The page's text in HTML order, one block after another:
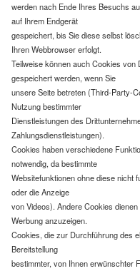
werden nach Ende Ihres Besuchs
auf Ihrem Endgerät
gespeichert, bis Sie diese selbst
Ihren Webbrowser erfolgt.
Teilweise können auch Cookies
gespeichert werden, wenn Sie
unsere Seite betreten (Third-Party-
Nutzung bestimmter
Dienstleistungen des
Zahlungsdienstleistungen).
Cookies haben verschiedene
notwendig, da bestimmte
Websitefunktionen ohne diese nicht
oder die Anzeige
von Videos). Andere Cookies
Werbung anzuzeigen.
Cookies, die zur Durchführung des
Bereitstellung
bestimmter, von Ihnen erwünschter